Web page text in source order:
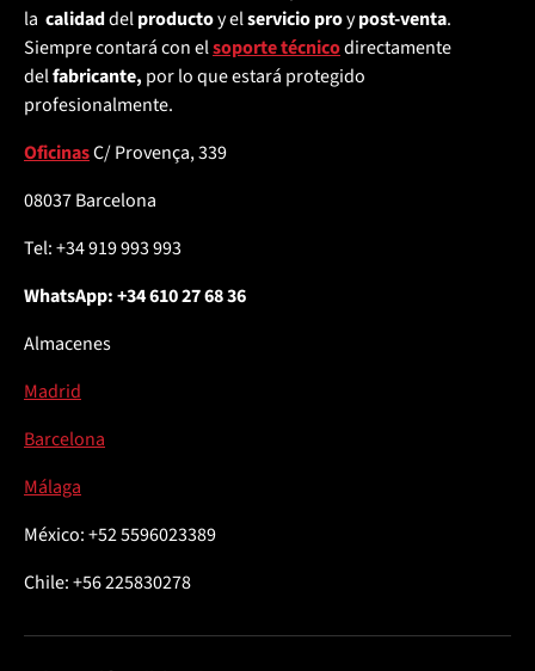
la calidaddelproductoy elservicio proypost-venta.
Siempre contará con elsoporte técnicodirectamente
delfabricante, por lo que estará protegido
profesionalmente.
OficinasC/ Provença, 339
08037 Barcelona
Tel: +34 919 993 993
WhatsApp: +34 610 27 68 36
Almacenes
Madrid
Barcelona
Málaga
México: +52 5596023389
Chile: +56 225830278